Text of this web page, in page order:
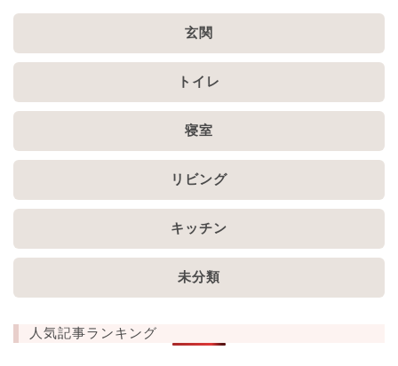
玄関
トイレ
寝室
リビング
キッチン
未分類
人気記事ランキング